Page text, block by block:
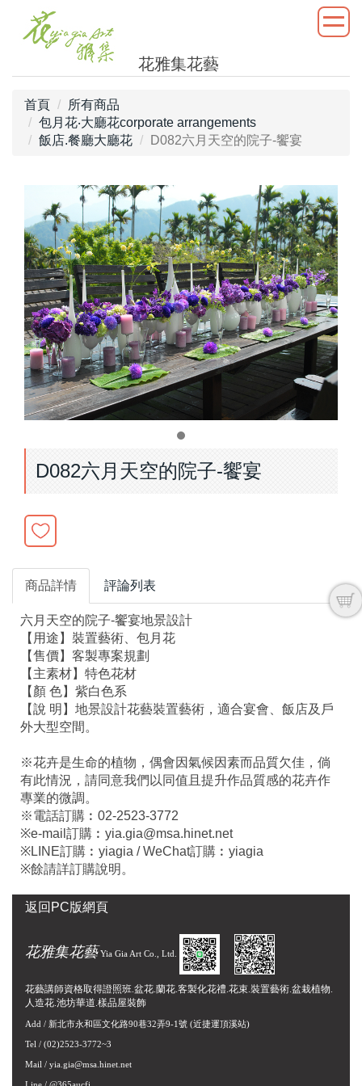
花雅集花藝
首頁
所有商品
包月花‧大廳花corporate arrangements
飯店.餐廳大廳花
D082六月天空的院子-饗宴
D082六月天空的院子-饗宴
商品詳情 評論列表
六月天空的院子-饗宴地景設計
【用途】裝置藝術、包月花
【售價】客製專案規劃
【主素材】特色花材
【顏 色】紫白色系
【說 明】地景設計花藝裝置藝術，適合宴會、飯店及戶
外大型空間。
※花卉是生命的植物，偶會因氣候因素而品質欠佳，倘
有此情況，請同意我們以同值且提升作品質感的花卉作
專業的微調。
※電話訂購︰02-2523-3772
※e-mail訂購︰yia.gia@msa.hinet.net
※LINE訂購︰yiagia / WeChat訂購︰yiagia
※餘請詳訂購說明。
返回PC版網頁
花雅集花藝Yia Gia Art Co., Ltd.
花藝講師資格取得證照班.盆花.蘭花.客製化花禮.花束.裝置藝術.盆栽植物.
人造花.池坊華道.樣品屋裝飾
Add / 新北市永和區文化路90巷32弄9-1號 (近捷運頂溪站)
Tel / (02)2523-3772~3
Mail / yia.gia@msa.hinet.net